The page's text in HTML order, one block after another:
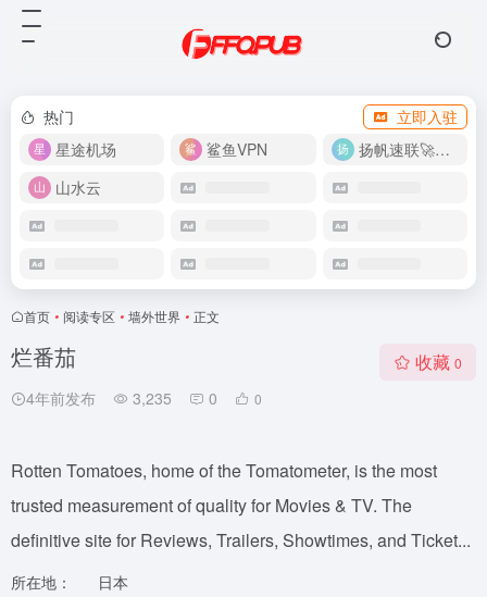
热门
立即入驻
星途机场
鲨鱼VPN
扬帆速联🚀很快
山水云
首页 • 阅读专区 • 墙外世界 • 正文
烂番茄
4年前发布 3,235 0 0
收藏 0
Rotten Tomatoes, home of the Tomatometer, is the most
trusted measurement of quality for Movies & TV. The
definitive site for Reviews, Trailers, Showtimes, and Ticket...
所在地：
日本